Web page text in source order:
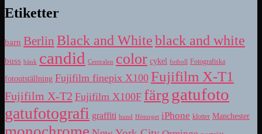
Etiketter
barn Berlin Black and Whiteblack and white
buss bänk candid Centralen color cykel fotboll Fotografiska
fotoutställning Fujifilm finepix X100 Fujifilm X-T1
Fujifilm X-T2 Fujifilm X100F färg gatufoto
gatufotografi graffiti hund Hötorget iPhone klotter Manchester